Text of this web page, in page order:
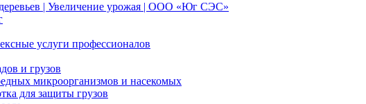
| Увеличение урожая | ООО «Юг СЭС»
услуги профессионалов
и грузов
микроорганизмов и насекомых
для защиты грузов